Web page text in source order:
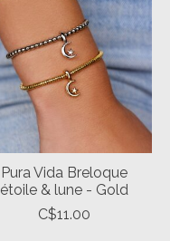
Pura Vida Breloque
étoile & lune - Gold
C$11.00